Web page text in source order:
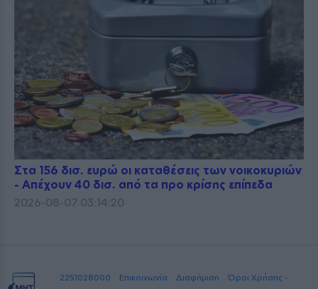
Στα 156 δισ. ευρώ οι καταθέσεις των νοικοκυριών
- Απέχουν 40 δισ. από τα προ κρίσης επίπεδα
2026-08-07 03:14:20
2251028000 Επικοινωνία Διαφήμιση Όροι Χρήσης -